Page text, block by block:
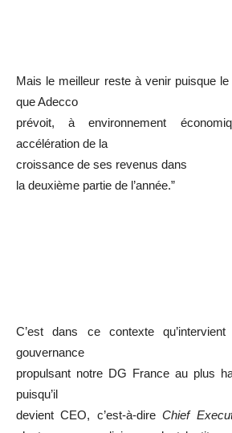
Mais le meilleur reste à venir puisque
que Adecco
prévoit, à environnement
accélération de la
croissance de ses revenus dans
la deuxième partie de l’année.”
C’est dans ce contexte
gouvernance
propulsant notre DG France au plus
puisqu’il
devient CEO, c’est-à-direChief